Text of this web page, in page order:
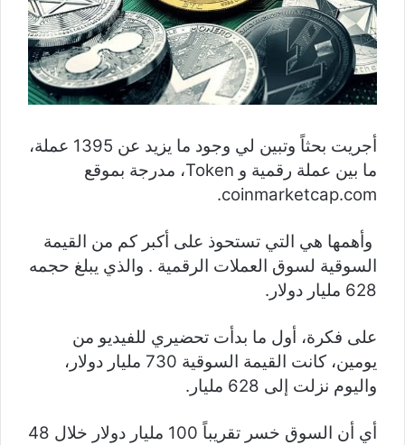
أجريت بحثاً وتبين لي وجود ما يزيد عن 1395 عملة،
ما بين عملة رقمية و Token، مدرجة بموقع
coinmarketcap.com.
وأهمها هي التي تستحوذ على أكبر كم من القيمة
السوقية لسوق العملات الرقمية . والذي يبلغ حجمه
628 مليار دولار.
على فكرة، أول ما بدأت تحضيري للفيديو من
يومين، كانت القيمة السوقية 730 مليار دولار،
واليوم نزلت إلى 628 مليار.
أي أن السوق خسر تقريباً 100 مليار دولار خلال 48